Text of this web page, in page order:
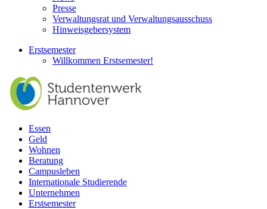
Presse
Verwaltungsrat und Verwaltungsausschuss
Hinweisgebersystem
Erstsemester
Willkommen Erstsemester!
Essen
Geld
Wohnen
Beratung
Campusleben
Internationale Studierende
Unternehmen
Erstsemester